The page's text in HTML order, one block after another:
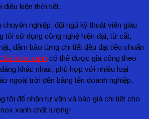
điều kiện thời tiết.
nghiệp, đội ngũ kỹ thuật viên giàu
tôi sử dụng công nghệ hiện đại, từ cắt,
đảm bảo từng chi tiết đều đạt tiêu chuẩn
inox xanh có thể được gia công theo
khác nhau, phù hợp với nhiều loại
ngoài trời đến bảng tên doanh nghiệp.
tôi để nhận tư vấn và báo giá chi tiết cho
xanh chất lượng!